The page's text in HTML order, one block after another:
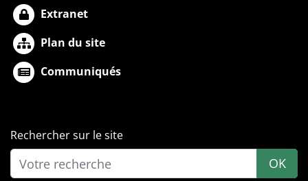
Extranet
Plan du site
Communiqués
Rechercher sur le site
OK